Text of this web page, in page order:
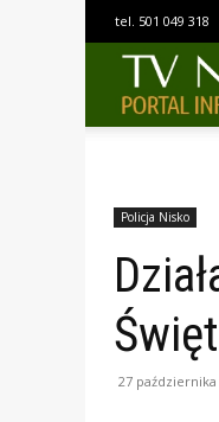
tel. 501 049 318
Policja Nisko
27 października